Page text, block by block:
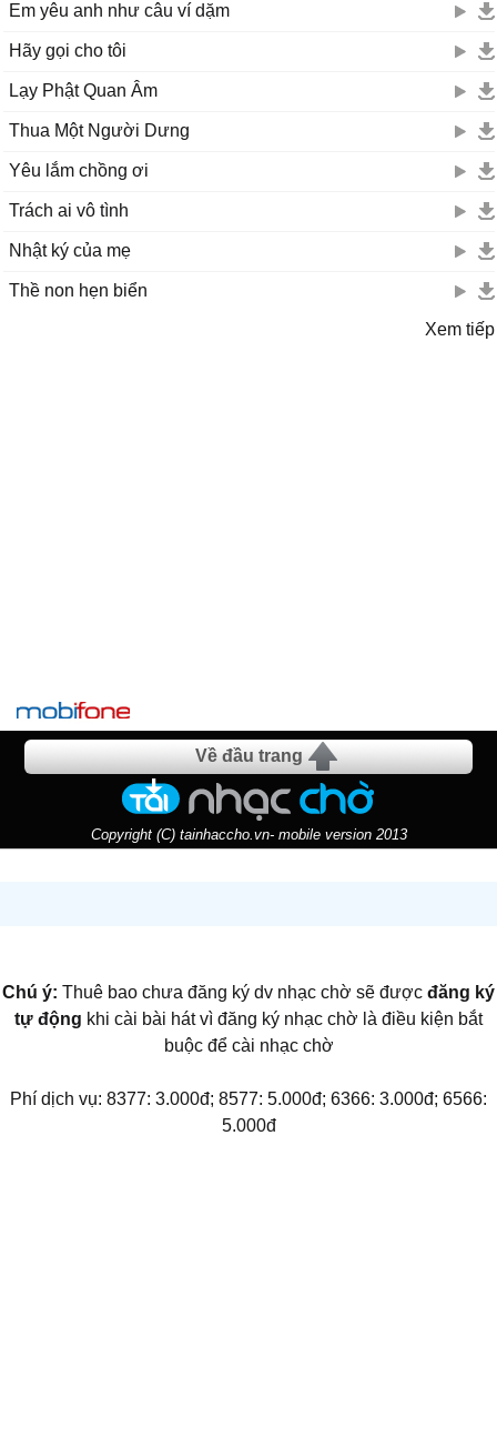
Em yêu anh như câu ví dặm
Hãy gọi cho tôi
Lạy Phật Quan Âm
Thua Một Người Dưng
Yêu lắm chồng ơi
Trách ai vô tình
Nhật ký của mẹ
Thề non hẹn biển
Xem tiếp
Về đầu trang
Copyright (C) tainhaccho.vn- mobile version 2013
Chú ý: Thuê bao chưa đăng ký dv nhạc chờ sẽ được đăng ký
tự động khi cài bài hát vì đăng ký nhạc chờ là điều kiện bắt
buộc để cài nhạc chờ
Phí dịch vụ: 8377: 3.000đ; 8577: 5.000đ; 6366: 3.000đ; 6566:
5.000đ